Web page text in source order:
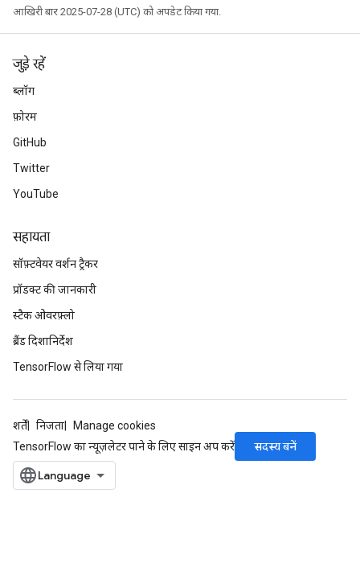
आखिरी बार 2025-07-28 (UTC) को अपडेट किया गया.
जुड़े रहें
ब्लॉग
फ़ोरम
GitHub
Twitter
YouTube
सहायता
सॉफ़्टवेयर वर्शन ट्रैकर
प्रॉडक्ट की जानकारी
स्टैक ओवरफ़्लो
ब्रैंड दिशानिर्देश
TensorFlow से लिया गया
शर्तें निजता
Manage cookies
TensorFlow का न्यूज़लेटर पाने के लिए साइन अप करें
सदस्य बनें